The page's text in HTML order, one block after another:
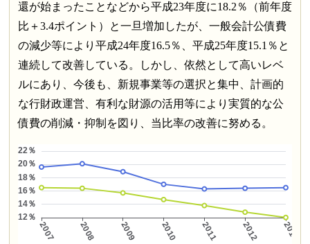
還が始まったことなどから平成23年度に18.2％（前年度
比＋3.4ポイント）と一旦増加したが、一般会計公債費
の減少等により平成24年度16.5％、平成25年度15.1％と
連続して改善している。しかし、依然として高いレベ
ルにあり、今後も、新規事業等の選択と集中、計画的
な行財政運営、有利な財源の活用等により実質的な公
債費の削減・抑制を図り、当比率の改善に努める。